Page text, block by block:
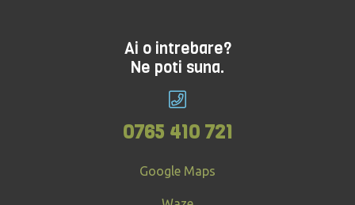
Ai o intrebare?
Ne poti suna.
0765 410 721
Google Maps